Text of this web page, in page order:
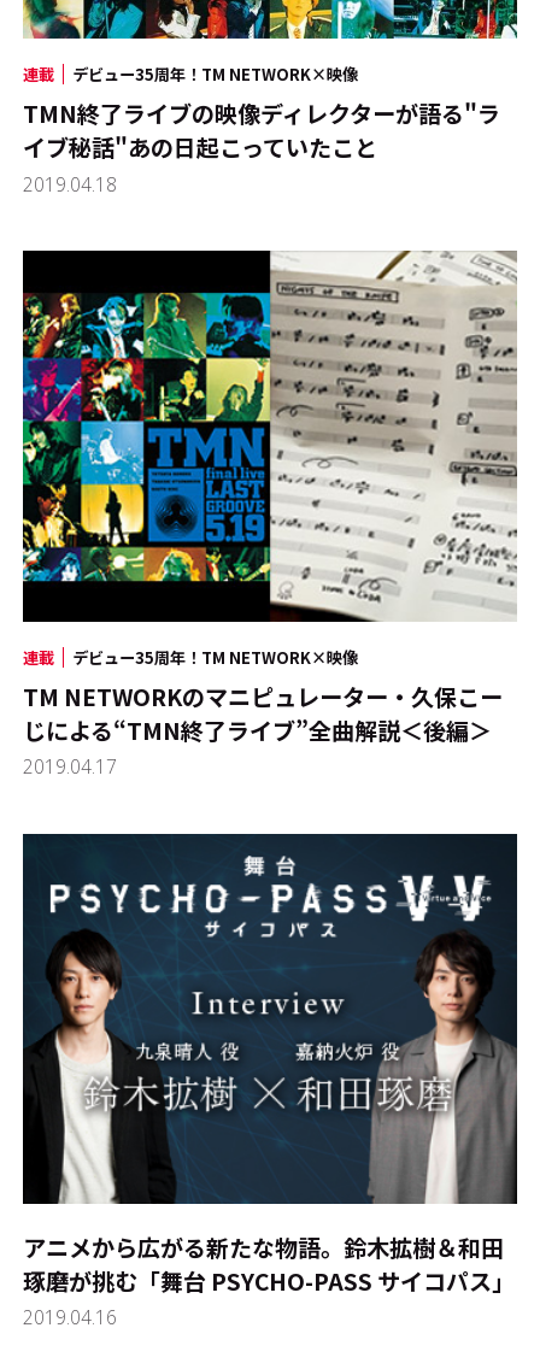
連載 デビュー35周年！TM NETWORK×映像
TMN終了ライブの映像ディレクターが語る"ラ
イブ秘話"――あの日起こっていたこと
2019.04.18
連載 デビュー35周年！TM NETWORK×映像
TM NETWORKのマニピュレーター・久保こー
じによる“TMN終了ライブ”全曲解説＜後編＞
2019.04.17
アニメから広がる新たな物語。鈴木拡樹＆和田
琢磨が挑む「舞台 PSYCHO-PASS サイコパス」
2019.04.16